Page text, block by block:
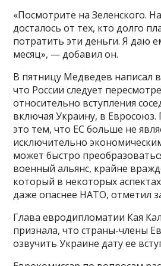
«Посмотрите на Зеленского.
досталось от тех, кто долго
потратить эти деньги. Я даю
месяц», — добавил он.
В пятницу Медведев написал
что России следует
относительно вступления
включая Украину, в Евросоюз.
это тем, что ЕС больше не
исключительно
может быстро
военный альянс, крайне
который в некоторых
даже опаснее НАТО, отметил
Глава евродипломатии Кая
признала, что страны-члены
озвучить Украине дату ее